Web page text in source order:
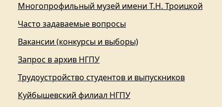
Многопрофильный музей имени Т.Н. Троицкой
Часто задаваемые вопросы
Вакансии (конкурсы и выборы)
Запрос в архив НГПУ
Трудоустройство студентов и выпускников
Куйбышевский филиал НГПУ